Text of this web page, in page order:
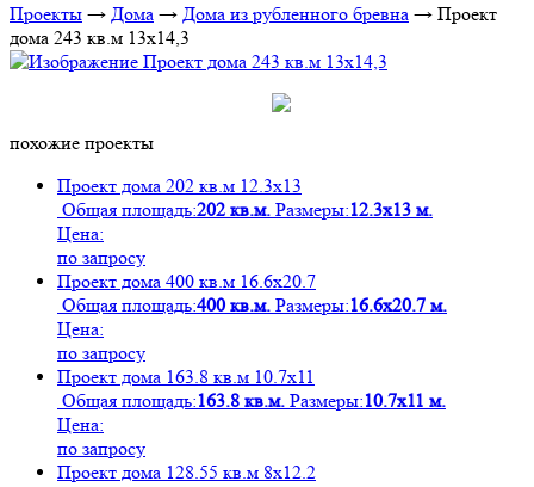
Проекты → Дома → Дома из рубленного бревна → Проект
дома 243 кв.м 13х14,3
похожие проекты
Проект дома 202 кв.м 12.3х13
Общая площадь:202 кв.м. Размеры:12.3х13 м.
Цена:
по запросу
Проект дома 400 кв.м 16.6х20.7
Общая площадь:400 кв.м. Размеры:16.6х20.7 м.
Цена:
по запросу
Проект дома 163.8 кв.м 10.7х11
Общая площадь:163.8 кв.м. Размеры:10.7х11 м.
Цена:
по запросу
Проект дома 128.55 кв.м 8х12.2